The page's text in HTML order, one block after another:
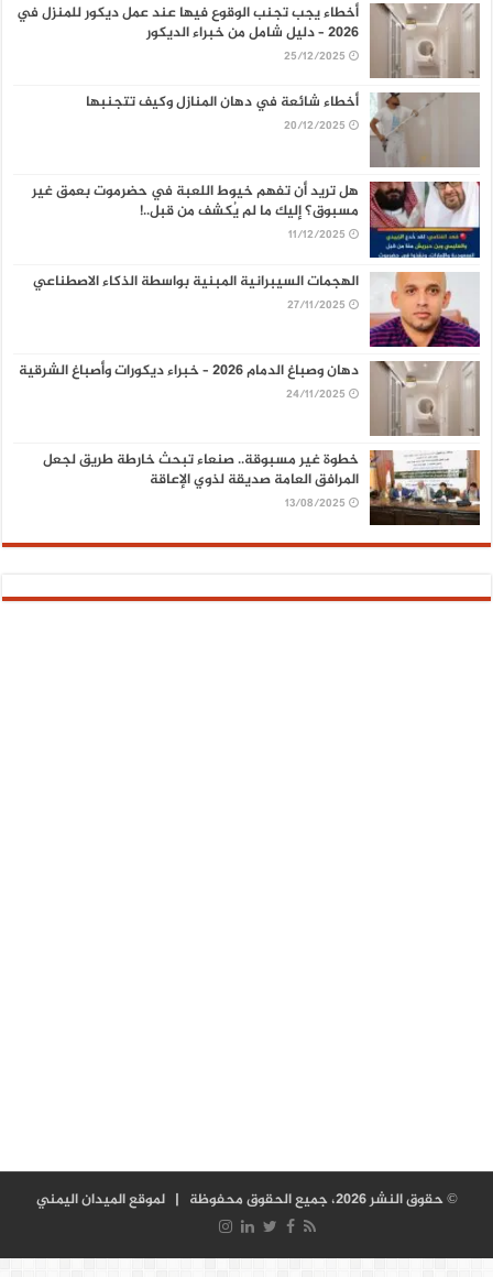
أخطاء يجب تجنب الوقوع فيها عند عمل ديكور للمنزل في
2026 – دليل شامل من خبراء الديكور
25/12/2025
أخطاء شائعة في دهان المنازل وكيف تتجنبها
20/12/2025
هل تريد أن تفهم خيوط اللعبة في حضرموت بعمق غير
مسبوق؟ إليك ما لم يُكشف من قبل..!
11/12/2025
الهجمات السيبرانية المبنية بواسطة الذكاء الاصطناعي
27/11/2025
دهان وصباغ الدمام 2026 – خبراء ديكورات وأصباغ الشرقية
24/11/2025
خطوة غير مسبوقة.. صنعاء تبحث خارطة طريق لجعل
المرافق العامة صديقة لذوي الإعاقة
13/08/2025
© حقوق النشر 2026، جميع الحقوق محفوظة | لموقع الميدان اليمني